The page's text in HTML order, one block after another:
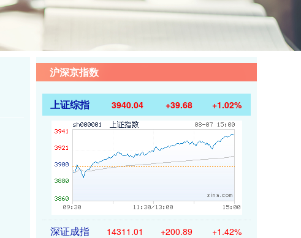
沪深京指数
上证综指 3940.04 +39.68 +1.02%
深证成指 14311.01 +200.89 +1.42%